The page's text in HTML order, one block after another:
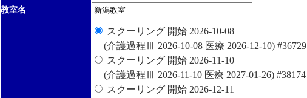
教室名
スクーリング 開始 2026-10-08
(介護過程Ⅲ 2026-10-08 医療 2026-12-10) #36729
スクーリング 開始 2026-11-10
(介護過程Ⅲ 2026-11-10 医療 2027-01-26) #38174
スクーリング 開始 2026-12-11